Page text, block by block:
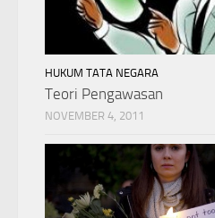
HUKUM TATA NEGARA
Teori Pengawasan
NOVEMBER 4, 2011